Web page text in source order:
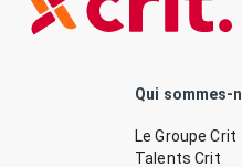
Qui sommes-
Le Groupe Crit
Talents Crit